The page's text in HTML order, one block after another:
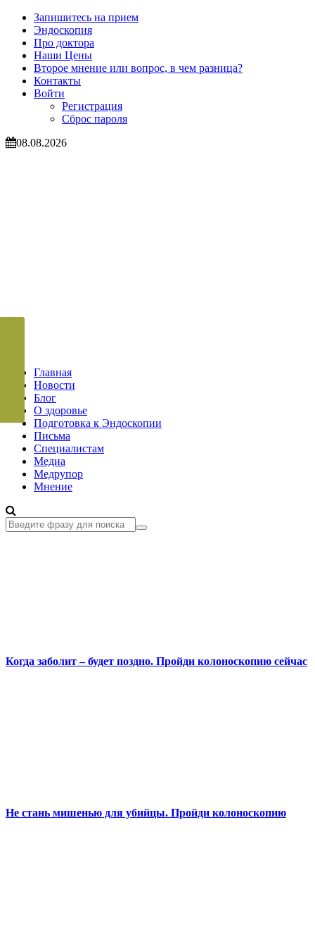
Запишитесь на прием
Эндоскопия
Про доктора
Наши Цены
Второе мнение или вопрос, в чем разница?
Контакты
Войти
Регистрация
Сброс пароля
08.08.2026
Главная
Новости
Блог
О здоровье
Подготовка к Эндоскопии
Письма
Специалистам
Медиа
Медрупор
Мнение
Когда заболит – будет поздно. Пройди колоноскопию сейчас
Не стань мишенью для убийцы. Пройди колоноскопию